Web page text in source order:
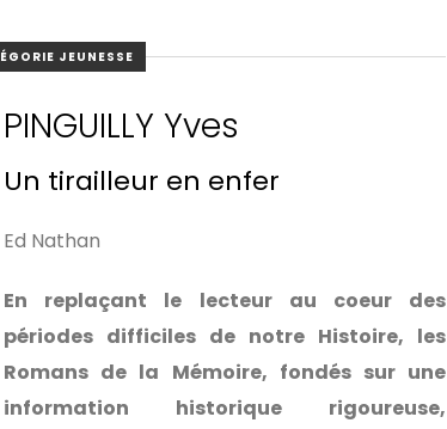
JEUNESSE
PINGUILLY Yves
Un tirailleur en enfer
Ed Nathan
En replaçant le lecteur au coeur des
périodes difficiles de notre Histoire, les
Romans de la Mémoire, fondés sur une
information historique rigoureuse,